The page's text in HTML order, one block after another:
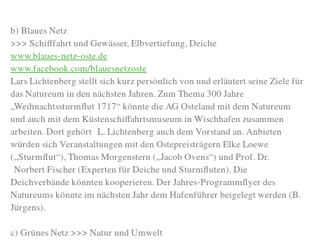
b) Blaues Netz
>>> Schifffahrt und Gewässer, Elbvertiefung, Deiche
www.blaues-netz-oste.de
www.facebook.com/blauesnetzoste
Lars Lichtenberg stellt sich kurz persönlich von und erläutert seine Ziele für
das Natureum in den nächsten Jahren. Zum Thema 300 Jahre
„Weihnachtssturmflut 1717“ könnte die AG Osteland mit dem Natureum
und auch mit dem Küstenschiffahrtsmuseum in Wischhafen zusammen
arbeiten. Dort gehört L. Lichtenberg auch dem Vorstand an. Anbieten
würden sich Veranstaltungen mit den Ostepreisträgern Elke Loewe
(„Sturmflut“), Thomas Morgenstern („Jacob Ovens“) und Prof. Dr.
Norbert Fischer (Experten für Deiche und Sturmfluten). Die
Deichverbände könnten kooperieren. Der Jahres-Programmflyer des
Natureums könnte im nächsten Jahr dem Hafenführer beigelegt werden (B.
Jürgens).
c) Grünes Netz >>> Natur und Umwelt